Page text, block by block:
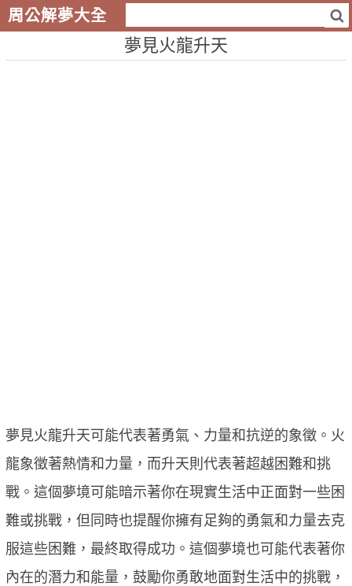
周公解夢大全
夢見火龍升天
夢見火龍升天可能代表著勇氣、力量和抗逆的象徵。火
龍象徵著熱情和力量，而升天則代表著超越困難和挑
戰。這個夢境可能暗示著你在現實生活中正面對一些困
難或挑戰，但同時也提醒你擁有足夠的勇氣和力量去克
服這些困難，最終取得成功。這個夢境也可能代表著你
內在的潛力和能量，鼓勵你勇敢地面對生活中的挑戰，